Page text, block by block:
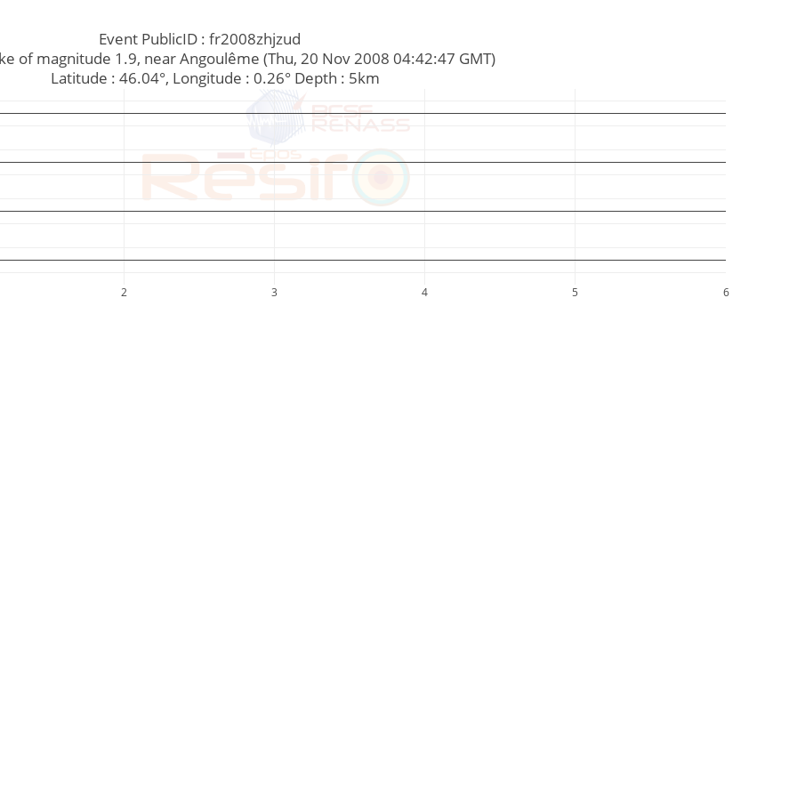
2 3 4 5 6
Event PublicID : fr2008zhjzud
of magnitude 1.9, near Angoulême (Thu, 20 Nov 2008 04:42:47 GMT)
         Latitude : 46.04°, Longitude : 0.26° Depth : 5km